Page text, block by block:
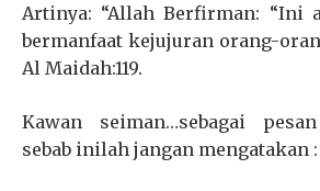
Artinya: “Allah Berfirman: “Ini
bermanfaat kejujuran orang-
Al Maidah:119.
Kawan seiman…sebagai
sebab inilah jangan mengatakan :